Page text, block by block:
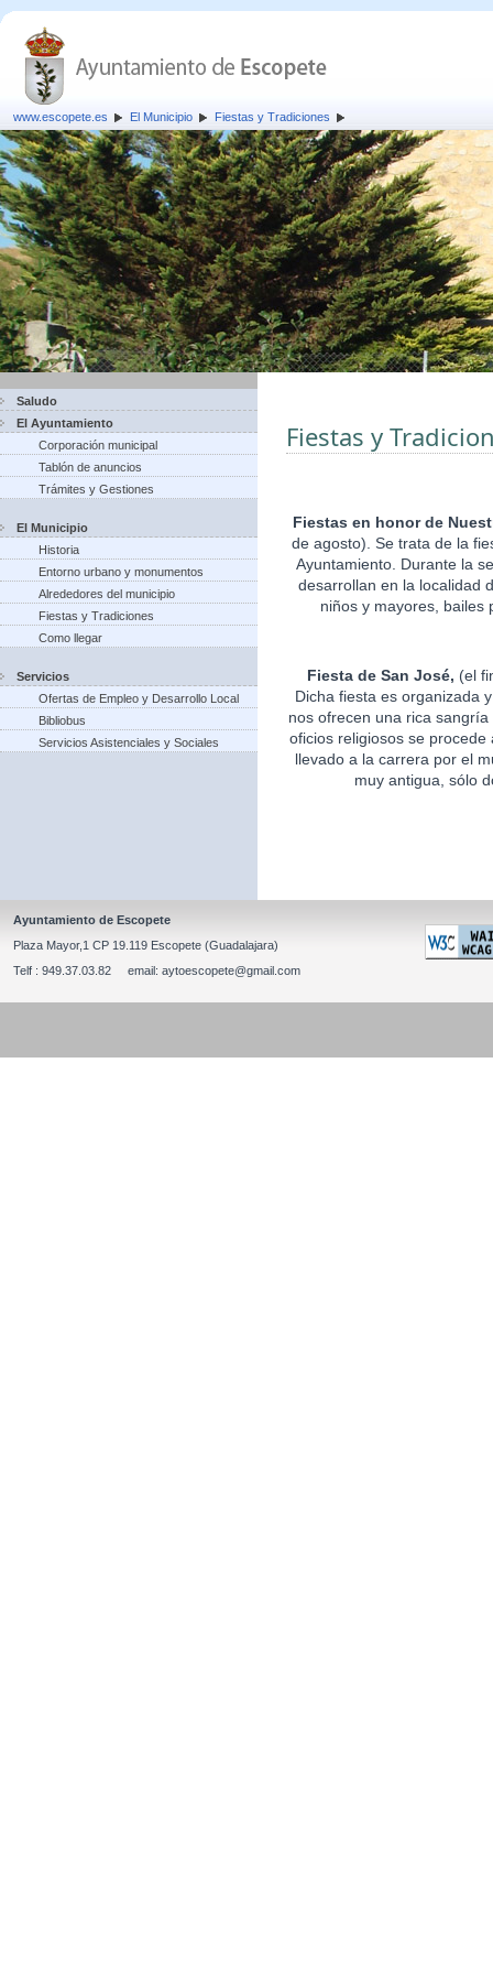
www.escopete.es El Municipio Fiestas y Tradiciones
Saludo
El Ayuntamiento
Corporación municipal
Tablón de anuncios
Trámites y Gestiones
El Municipio
Historia
Entorno urbano y monumentos
Alrededores del municipio
Fiestas y Tradiciones
Como llegar
Servicios
Ofertas de Empleo y Desarrollo Local
Bibliobus
Servicios Asistenciales y Sociales
Fiestas y
Fiestas en honor de
de agosto). Se trata de la
Ayuntamiento. Durante la
desarrollan en la localidad
niños y mayores, bailes
Fiesta de San José, (el
Dicha fiesta es organizada
nos ofrecen una rica
oficios religiosos se
llevado a la carrera por el
muy antigua, sólo
Ayuntamiento de Escopete
Plaza Mayor,1 CP 19.119 Escopete (Guadalajara)
Telf : 949.37.03.82 email: aytoescopete@gmail.com